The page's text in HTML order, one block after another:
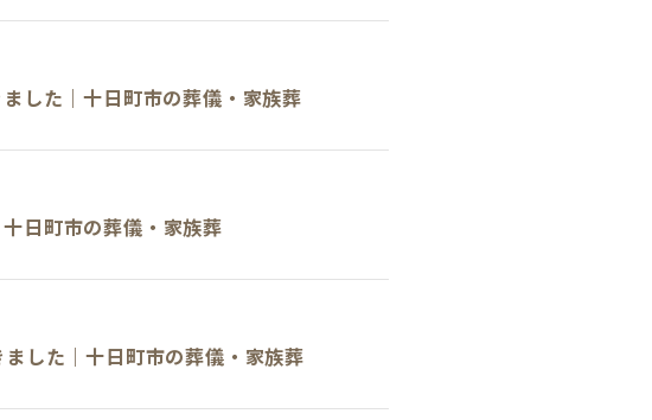
した｜十日町市の葬儀・家族葬
日町市の葬儀・家族葬
した｜十日町市の葬儀・家族葬